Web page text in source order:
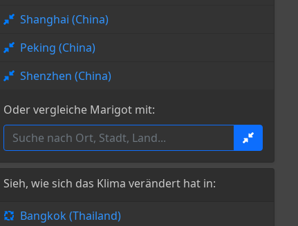
Shanghai (China)
Peking (China)
Shenzhen (China)
Oder vergleiche Marigot mit:
Sieh, wie sich das Klima verändert hat in:
Bangkok (Thailand)